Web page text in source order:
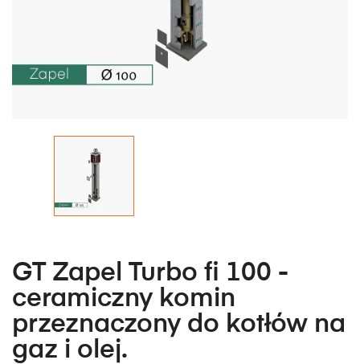
GT Zapel Turbo fi 100 -
ceramiczny komin
przeznaczony do kotłów na
gaz i olej.